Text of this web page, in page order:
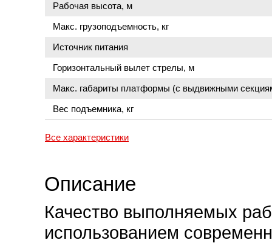
Рабочая высота, м
Макс. грузоподъемность, кг
Источник питания
Горизонтальный вылет стрелы, м
Макс. габариты платформы (с выдвижными
Вес подъемника, кг
Все характеристики
Описание
Качество выполняемых
использованием